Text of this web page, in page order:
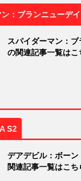
：ブランニューデイ
スパイダーマン：ブ
の関連記事一覧はこ
S2
デアデビル：ボー
関連記事一覧はこち